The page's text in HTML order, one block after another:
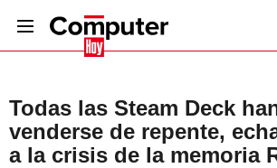
Todas las Steam Deck
venderse de repente,
a la crisis de la memoria